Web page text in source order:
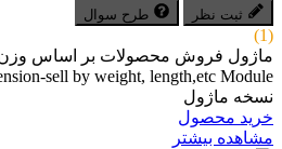
ثبت نظر طرح سوال
(1)
نسخه ماژول
خرید محصول
مشاهده بیشتر